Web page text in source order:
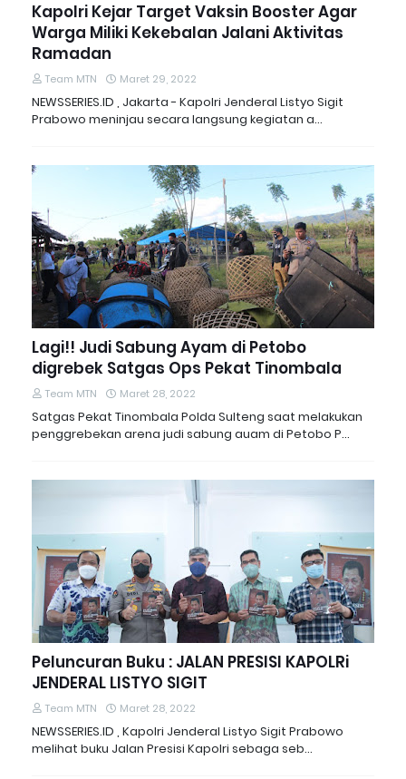
Kapolri Kejar Target Vaksin Booster Agar
Warga Miliki Kekebalan Jalani Aktivitas
Ramadan
Team MTN Maret 29, 2022
NEWSSERIES.ID , Jakarta - Kapolri Jenderal Listyo Sigit
Prabowo meninjau secara langsung kegiatan a…
Lagi!! Judi Sabung Ayam di Petobo
digrebek Satgas Ops Pekat Tinombala
Team MTN Maret 28, 2022
Satgas Pekat Tinombala Polda Sulteng saat melakukan
penggrebekan arena judi sabung auam di Petobo P…
Peluncuran Buku : JALAN PRESISI KAPOLRi
JENDERAL LISTYO SIGIT
Team MTN Maret 28, 2022
NEWSSERIES.ID , Kapolri Jenderal Listyo Sigit Prabowo
melihat buku Jalan Presisi Kapolri sebaga seb…